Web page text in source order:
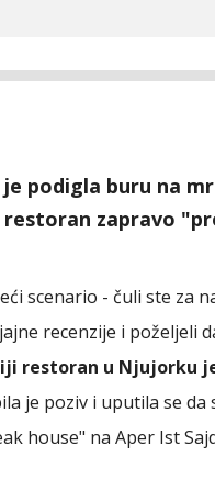
podigla buru na
zapravo
scenario - čuli ste za
recenzije i poželjeli
restoran u Njujorku
je poziv i uputila se
house" na Aper Ist